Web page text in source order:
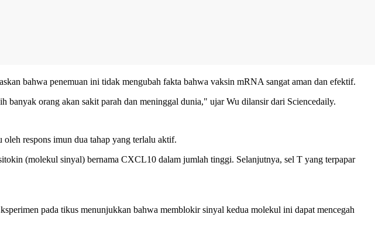
bahwa penemuan ini tidak mengubah fakta bahwa vaksin mRNA sangat aman dan efektif.
orang akan sakit parah dan meninggal dunia," ujar Wu dilansir dari Sciencedaily.
respons imun dua tahap yang terlalu aktif.
(molekul sinyal) bernama CXCL10 dalam jumlah tinggi. Selanjutnya, sel T yang terpapar
pada tikus menunjukkan bahwa memblokir sinyal kedua molekul ini dapat mencegah